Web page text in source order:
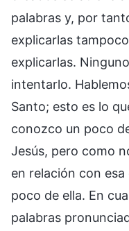
palabras y, por
explicarlas
explicarlas.
intentarlo.
Santo; esto es lo
conozco un poco
Jesús, pero como
en relación con
poco de ella. En
palabras